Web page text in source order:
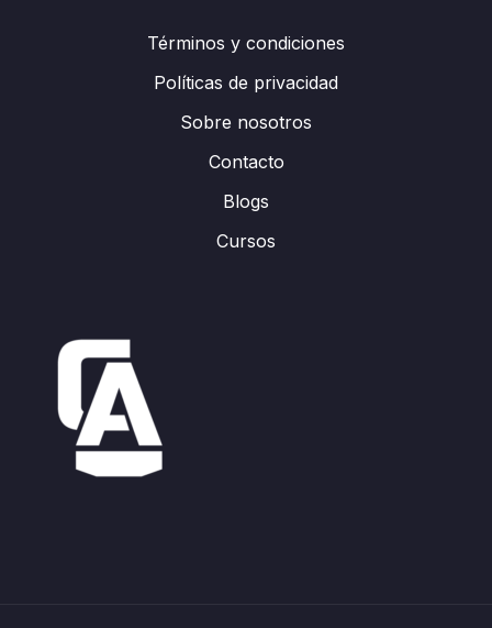
Términos y condiciones
Políticas de privacidad
Sobre nosotros
Contacto
Blogs
Cursos